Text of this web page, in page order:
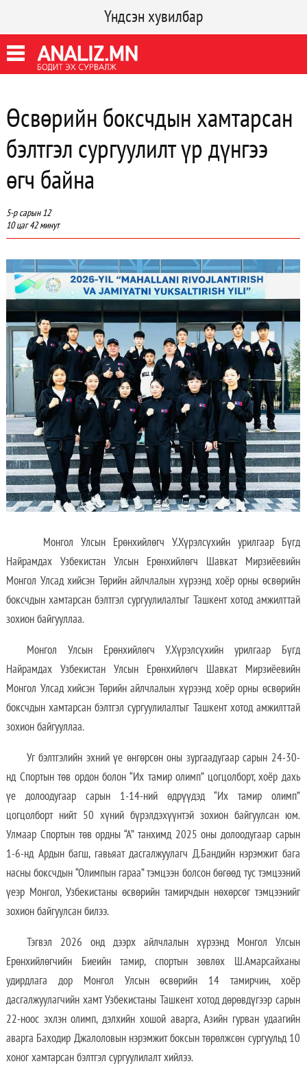
Үндсэн хувилбар
Өсвөрийн боксчдын хамтарсан
бэлтгэл сургуулилт үр дүнгээ
өгч байна
5-р сарын 12
10 цаг 42 минут
Монгол Улсын Ерөнхийлөгч У.Хүрэлсүхийн урилгаар Бүгд
Найрамдах Узбекистан Улсын Ерөнхийлөгч Шавкат Мирзиёевийн
Монгол Улсад хийсэн Төрийн айлчлалын хүрээнд хоёр орны өсвөрийн
боксчдын хамтарсан бэлтгэл сургуулилалтыг Ташкент хотод амжилттай
зохион байгууллаа.
Монгол Улсын Ерөнхийлөгч У.Хүрэлсүхийн урилгаар Бүгд
Найрамдах Узбекистан Улсын Ерөнхийлөгч Шавкат Мирзиёевийн
Монгол Улсад хийсэн Төрийн айлчлалын хүрээнд хоёр орны өсвөрийн
боксчдын хамтарсан бэлтгэл сургуулилалтыг Ташкент хотод амжилттай
зохион байгууллаа.
Уг бэлтгэлийн эхний үе өнгөрсөн оны зургаадугаар сарын 24-30-
нд Спортын төв ордон болон “Их тамир олимп” цогцолборт, хоёр дахь
үе долоодугаар сарын 1-14-ний өдрүүдэд “Их тамир олимп”
цогцолборт нийт 50 хүний бүрэлдэхүүнтэй зохион байгуулсан юм.
Улмаар Спортын төв ордны “А” танхимд 2025 оны долоодугаар сарын
1-6-нд Ардын багш, гавьяат дасгалжуулагч Д.Бандийн нэрэмжит бага
насны боксчдын “Олимпын гараа” тэмцээн болсон бөгөөд тус тэмцээний
үеэр Монгол, Узбекистаны өсвөрийн тамирчдын нөхөрсөг тэмцээнийг
зохион байгуулсан билээ.
Тэгвэл 2026 онд дээрх айлчлалын хүрээнд Монгол Улсын
Ерөнхийлөгчийн Биеийн тамир, спортын зөвлөх Ш.Амарсайханы
удирдлага дор Монгол Улсын өсвөрийн 14 тамирчин, хоёр
дасгалжуулагчийн хамт Узбекистаны Ташкент хотод дөрөвдүгээр сарын
22-ноос эхлэн олимп, дэлхийн хошой аварга, Азийн гурван удаагийн
аварга Баходир Джалоловын нэрэмжит боксын төрөлжсөн сургуульд 10
хоног хамтарсан бэлтгэл сургуулилалт хийлээ.